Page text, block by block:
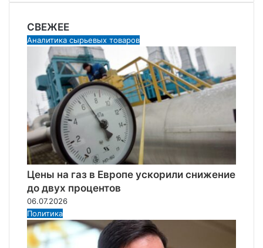
СВЕЖЕЕ
Аналитика сырьевых товаров
Цены на газ в Европе ускорили снижение
до двух процентов
06.07.2026
Политика